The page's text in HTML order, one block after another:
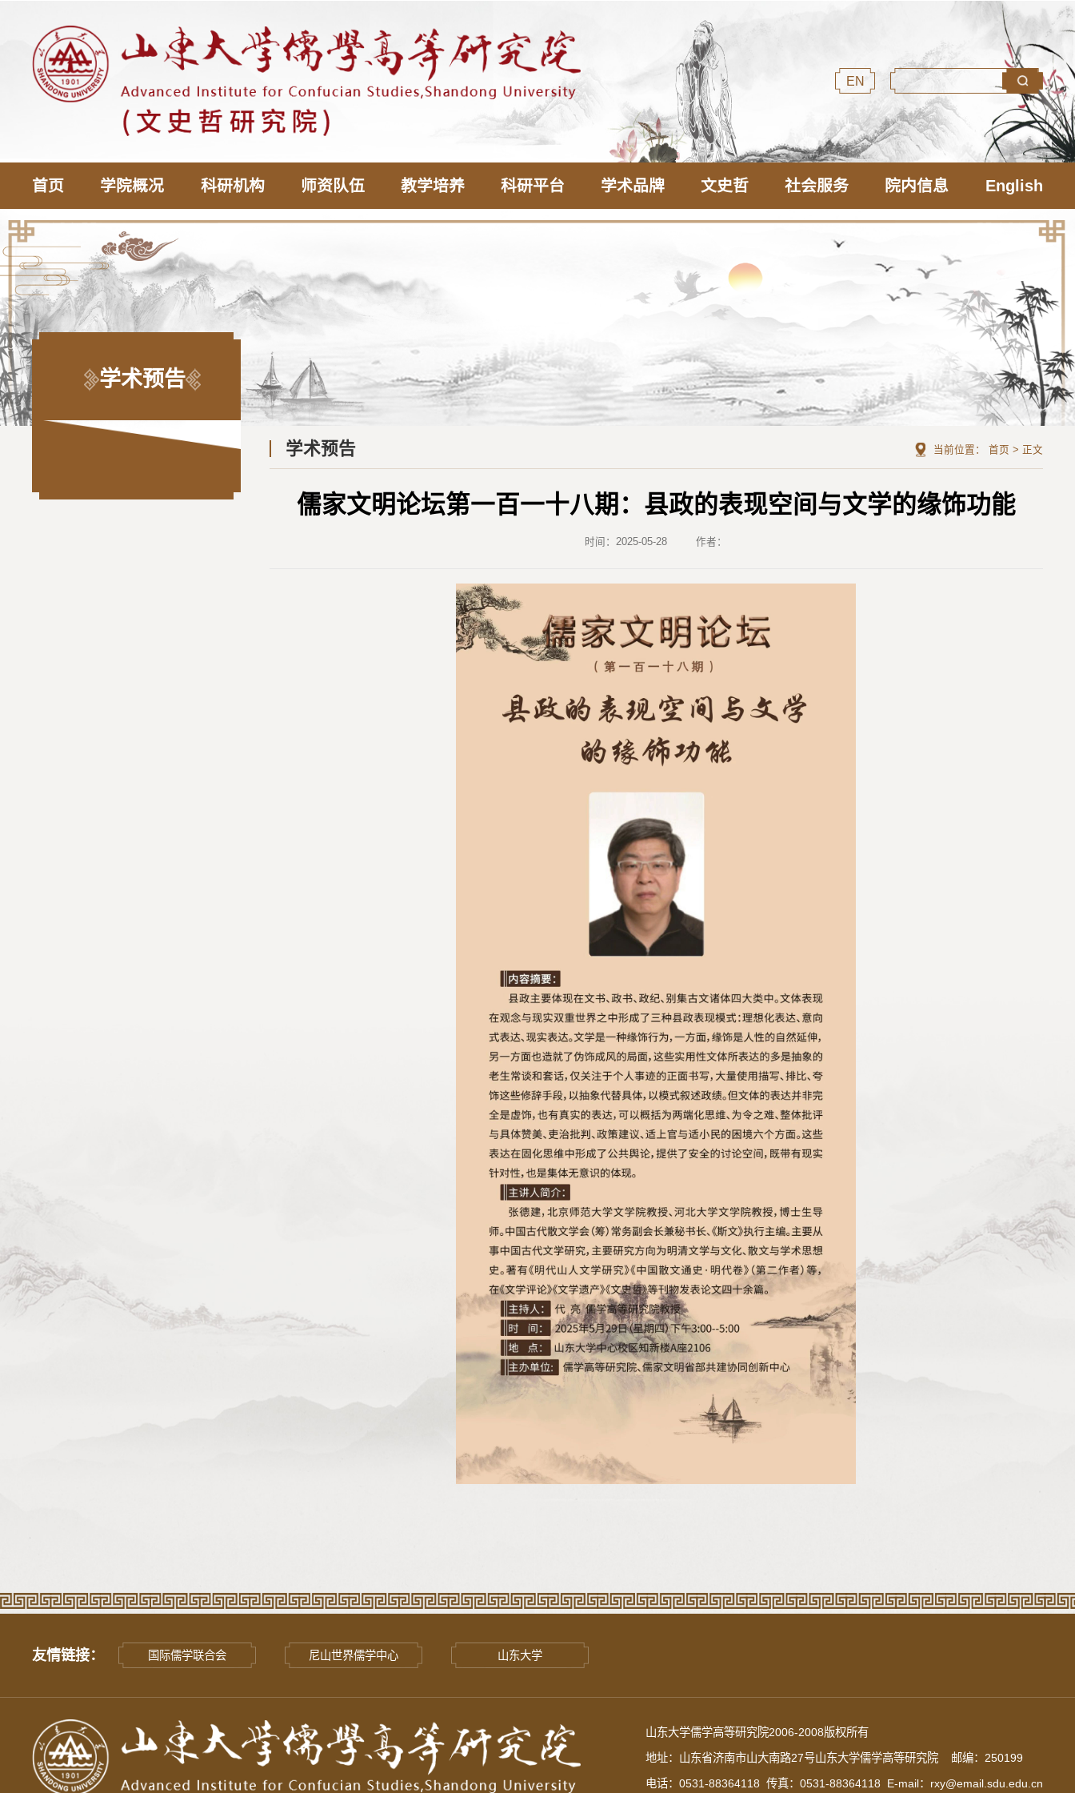
EN
首页 学院概况 科研机构 师资队伍 教学培养 科研平台 学术品牌 文史哲 社会服务 院内信息 English
学术预告
学术预告 当前位置： 首页 > 正文
儒家文明论坛第一百一十八期：县政的表现空间与文学的缘饰功能
时间：2025-05-28 作者：
友情链接： 国际儒学联合会 尼山世界儒学中心 山东大学
山东大学儒学高等研究院2006-2008版权所有
地址：山东省济南市山大南路27号山东大学儒学高等研究院 邮编：250199
电话：0531-88364118 传真：0531-88364118 E-mail：rxy@email.sdu.edu.cn